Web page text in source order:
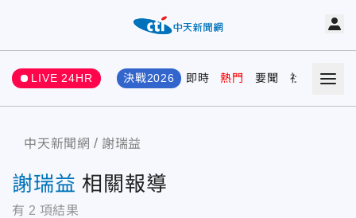
LIVE 24HR 決戰2026 即時 熱門 要聞 社會 娛樂
中天新聞網 謝瑞益
謝瑞益 相關報導
有 2 項結果